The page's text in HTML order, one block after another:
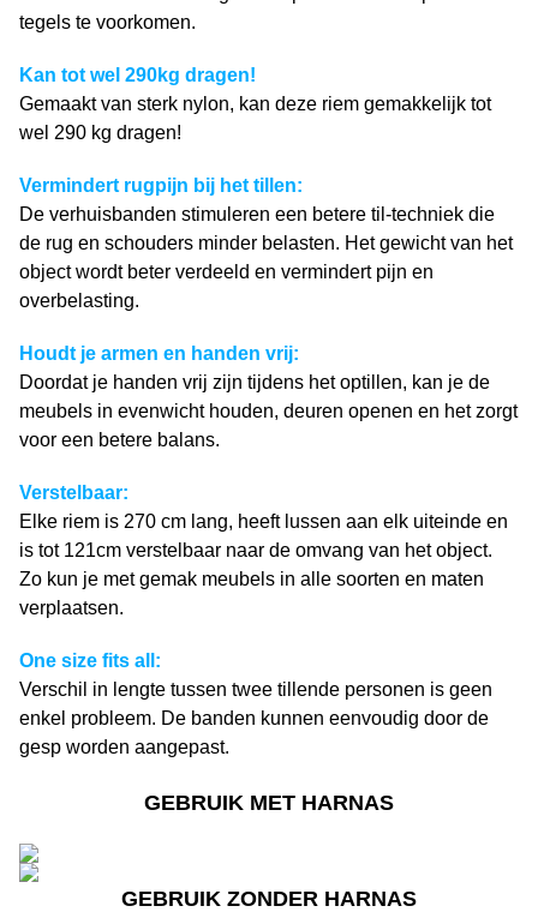
tegels te voorkomen.
Kan tot wel 290kg dragen!
Gemaakt van sterk nylon, kan deze riem gemakkelijk tot
wel 290 kg dragen!
Vermindert rugpijn bij het tillen:
De verhuisbanden stimuleren een betere til-techniek die
de rug en schouders minder belasten. Het gewicht van het
object wordt beter verdeeld en vermindert pijn en
overbelasting.
Houdt je armen en handen vrij:
Doordat je handen vrij zijn tijdens het optillen, kan je de
meubels in evenwicht houden, deuren openen en het zorgt
voor een betere balans.
Verstelbaar:
Elke riem is 270 cm lang, heeft lussen aan elk uiteinde en
is tot 121cm verstelbaar naar de omvang van het object.
Zo kun je met gemak meubels in alle soorten en maten
verplaatsen.
One size fits all:
Verschil in lengte tussen twee tillende personen is geen
enkel probleem. De banden kunnen eenvoudig door de
gesp worden aangepast.
GEBRUIK MET HARNAS
GEBRUIK ZONDER HARNAS